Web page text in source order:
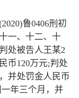
鲁0406刑初
一、十二、十
处被告人王某2
币120万元;判处
并处罚金人民币
年三个月，并